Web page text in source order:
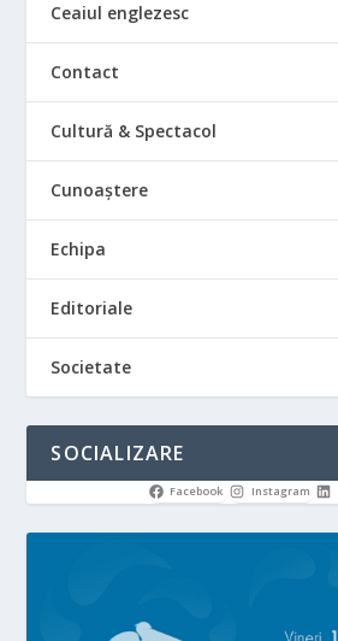
Ceaiul englezesc
Contact
Cultură & Spectacol
Cunoaștere
Echipa
Editoriale
Societate
SOCIALIZARE
Facebook Instagram